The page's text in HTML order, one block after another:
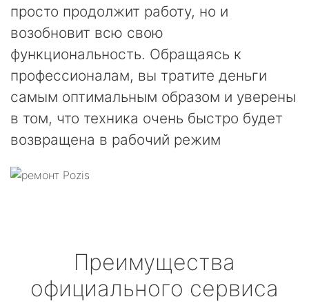
просто продолжит работу, но и
возобновит всю свою
функциональность. Обращаясь к
профессионалам, вы тратите деньги
самым оптимальным образом и уверены
в том, что техника очень быстро будет
возвращена в рабочий режим
Преимущества
официального сервиса